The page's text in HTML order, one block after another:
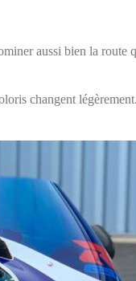
aussi bien la route
changent